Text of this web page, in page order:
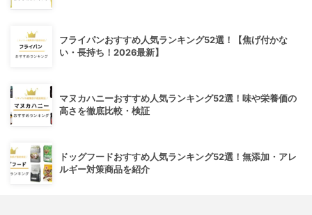
フライパンおすすめ人気ランキング52選！【焦げ付かな
い・長持ち！2026最新】
マヌカハニーおすすめ人気ランキング52選！味や栄養価の
高さを徹底比較・検証
ドッグフードおすすめ人気ランキング52選！無添加・アレ
ルギー対策商品を紹介